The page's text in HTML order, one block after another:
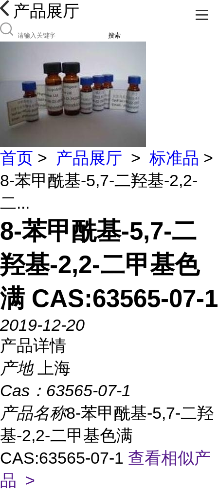
产品展厅
搜索
首页 > 产品展厅 > 标准品 >
8-苯甲酰基-5,7-二羟基-2,2-
二...
8-苯甲酰基-5,7-二
羟基-2,2-二甲基色
满 CAS:63565-07-1
2019-12-20
产品详情
产地
上海
Cas： 63565-07-1
产品名称8-苯甲酰基-5,7-二羟
基-2,2-二甲基色满
CAS:63565-07-1 查看相似产
品 >